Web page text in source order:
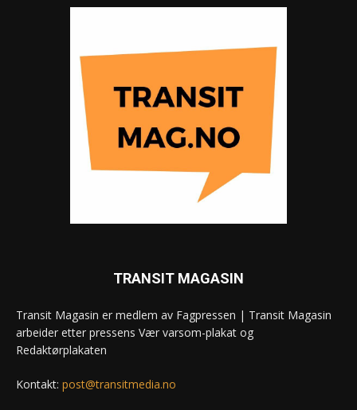
TRANSIT MAGASIN
Transit Magasin er medlem av Fagpressen | Transit Magasin
arbeider etter pressens Vær varsom-plakat og
Redaktørplakaten
Kontakt: post@transitmedia.no